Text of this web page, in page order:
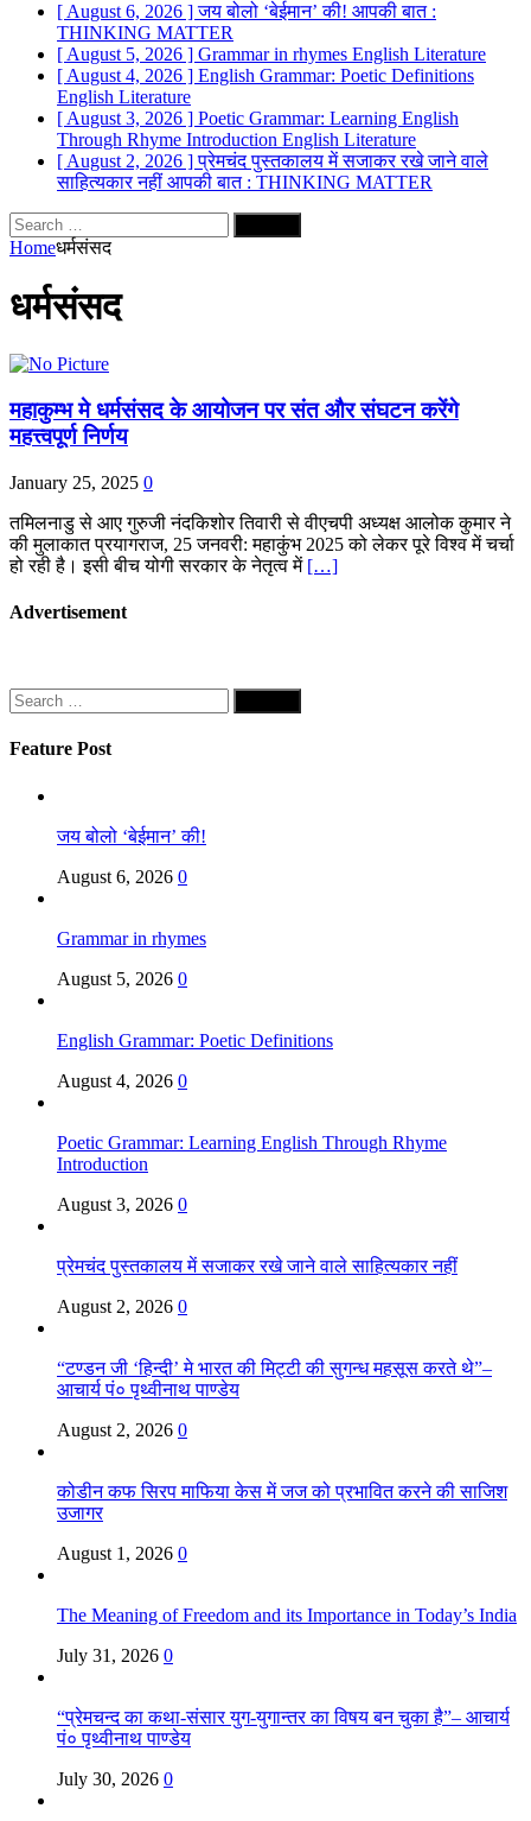
[ August 6, 2026 ]जय बोलो ‘बेईमान’ की! आपकी बात :
THINKING MATTER
[ August 5, 2026 ] Grammar in rhymes English Literature
[ August 4, 2026 ] English Grammar: Poetic Definitions
English Literature
[ August 3, 2026 ] Poetic Grammar: Learning English
Through Rhyme Introduction English Literature
[ August 2, 2026 ]प्रेमचंद पुस्तकालय में सजाकर रखे जाने वाले
साहित्यकार नहीं आपकी बात : THINKING MATTER
Search
for:
Homeधर्मसंसद
धर्मसंसद
महाकुम्भ मे धर्मसंसद के आयोजन पर संत और संघटन करेंगे
महत्त्वपूर्ण निर्णय
January 25, 2025 0
तमिलनाडु से आए गुरुजी नंदकिशोर तिवारी से वीएचपी अध्यक्ष आलोक कुमार ने
की मुलाकात प्रयागराज, 25 जनवरी: महाकुंभ 2025 को लेकर पूरे विश्व में चर्चा
हो रही है। इसी बीच योगी सरकार के नेतृत्व में […]
Advertisement
Search
for:
Feature Post
जय बोलो ‘बेईमान’ की!
August 6, 2026 0
Grammar in rhymes
August 5, 2026 0
English Grammar: Poetic Definitions
August 4, 2026 0
Poetic Grammar: Learning English Through Rhyme
Introduction
August 3, 2026 0
प्रेमचंद पुस्तकालय में सजाकर रखे जाने वाले साहित्यकार नहीं
August 2, 2026 0
“टण्डन जी ‘हिन्दी’ मे भारत की मिट्टी की सुगन्ध महसूस करते थे”–
आचार्य पं० पृथ्वीनाथ पाण्डेय
August 2, 2026 0
कोडीन कफ सिरप माफिया केस में जज को प्रभावित करने की साजिश
उजागर
August 1, 2026 0
The Meaning of Freedom and its Importance in Today’s India
July 31, 2026 0
“प्रेमचन्द का कथा-संसार युग-युगान्तर का विषय बन चुका है”– आचार्य
पं० पृथ्वीनाथ पाण्डेय
July 30, 2026 0